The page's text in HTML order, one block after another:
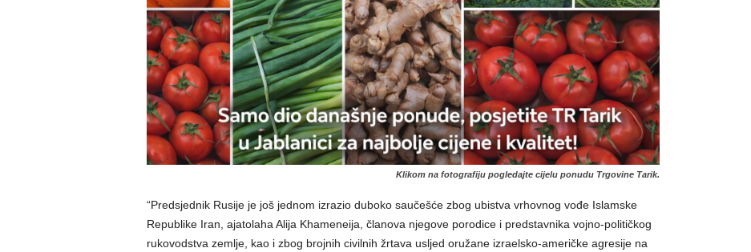
Klikom na fotografiju pogledajte cijelu ponudu Trgovine Tarik.
“Predsjednik Rusije je još jednom izrazio duboko saučešće zbog ubistva vrhovnog vođe Islamske
Republike Iran, ajatolaha Alija Khameneija, članova njegove porodice i predstavnika vojno-političkog
rukovodstva zemlje, kao i zbog brojnih civilnih žrtava usljed oružane izraelsko-američke agresije na